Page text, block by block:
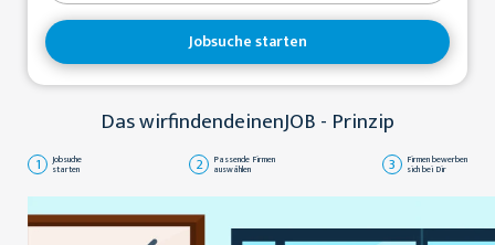
Jobsuche starten
Das wirfindendeinenJOB - Prinzip
1 Jobsuche
starten 2 Passende Firmen
auswählen 3 Firmen bewerben
sich bei Dir